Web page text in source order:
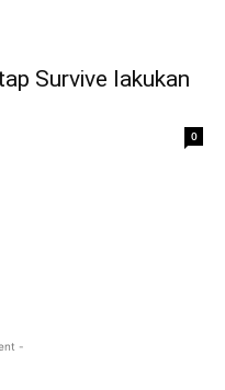
Survive lakukan
0
-